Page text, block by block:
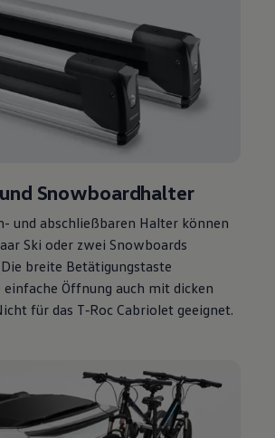
Snowboardhalter
und abschließbaren Halter können
Ski oder zwei Snowboards
breite Betätigungstaste
Öffnung auch mit dicken
für das T‑Roc Cabriolet geeignet.